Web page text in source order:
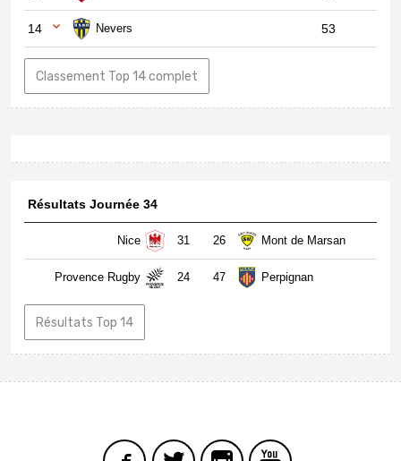
14 Nevers 53
Classement Top 14 complet
Résultats Journée 34
Nice 31 26 Mont de Marsan
Provence Rugby 24 47 Perpignan
Résultats Top 14